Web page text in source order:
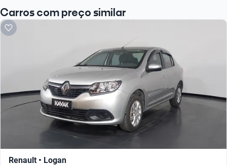
Carros com preço similar
Renault • Logan